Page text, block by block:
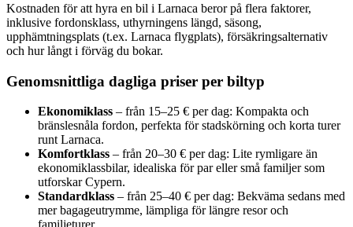
Kostnaden för att hyra en bil i Larnaca beror på flera faktorer,
inklusive fordonsklass, uthyrningens längd, säsong,
upphämtningsplats (t.ex. Larnaca flygplats), försäkringsalternativ
och hur långt i förväg du bokar.
Genomsnittliga dagliga priser per biltyp
Ekonomiklass – från 15–25 € per dag: Kompakta och
bränslesnåla fordon, perfekta för stadskörning och korta turer
runt Larnaca.
Komfortklass – från 20–30 € per dag: Lite rymligare än
ekonomiklassbilar, idealiska för par eller små familjer som
utforskar Cypern.
Standardklass – från 25–40 € per dag: Bekväma sedans med
mer bagageutrymme, lämpliga för längre resor och